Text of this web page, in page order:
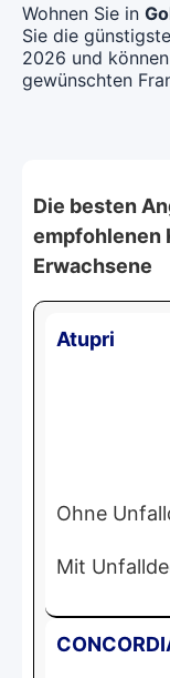
Wohnen Sie in
Sie die
2026 und
gewünschten
Die besten
empfohlenen
Erwachsene
Atupri
Ohne
Mit